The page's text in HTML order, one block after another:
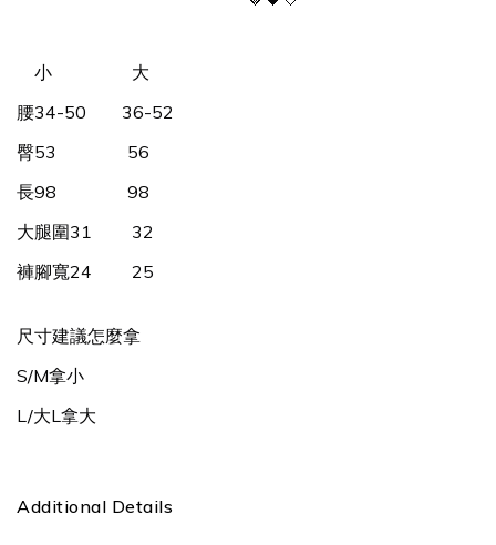
    小                  大
腰34-50        36-52
臀53                56
長98                98
大腿圍31         32
褲腳寬24         25
尺寸建議怎麼拿
S/M拿小
L/大L拿大
Additional Details